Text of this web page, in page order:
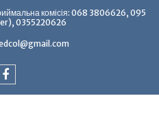
комісія: 068 3806626, 095
0355220626